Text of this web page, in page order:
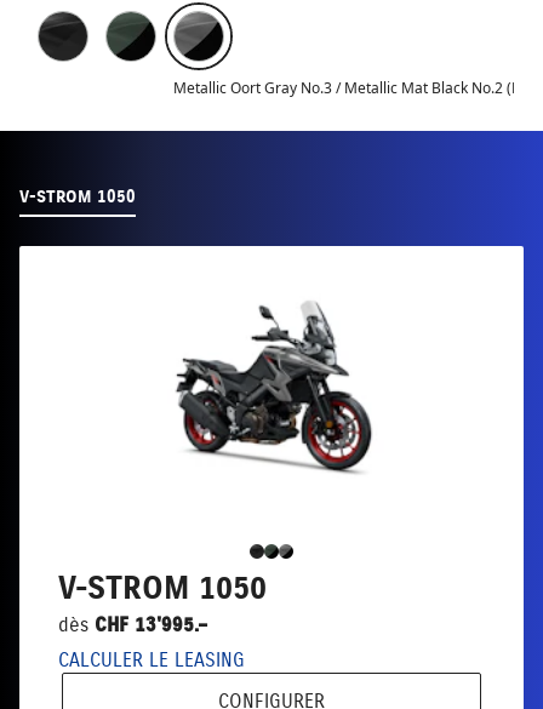
Metallic Oort Gray No.3 / Metallic Mat Black No.2
V-STROM 1050
V-STROM 1050
dès CHF 13'995.–
CALCULER LE LEASING
CONFIGURER